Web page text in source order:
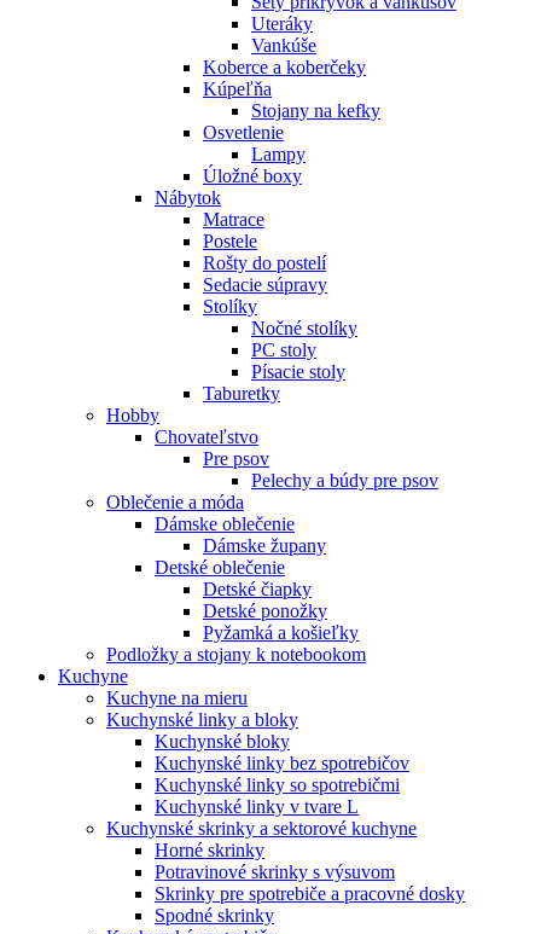
Uteráky
Vankúše
Koberce a koberčeky
Kúpeľňa
Stojany na kefky
Osvetlenie
Lampy
Úložné boxy
Nábytok
Matrace
Postele
Rošty do postelí
Sedacie súpravy
Stolíky
Nočné stolíky
PC stoly
Písacie stoly
Taburetky
Hobby
Chovateľstvo
Pre psov
Pelechy a búdy pre psov
Oblečenie a móda
Dámske oblečenie
Dámske župany
Detské oblečenie
Detské čiapky
Detské ponožky
Pyžamká a košieľky
Podložky a stojany k notebookom
Kuchyne
Kuchyne na mieru
Kuchynské linky a bloky
Kuchynské bloky
Kuchynské linky bez spotrebičov
Kuchynské linky so spotrebičmi
Kuchynské linky v tvare L
Kuchynské skrinky a sektorové kuchyne
Horné skrinky
Potravinové skrinky s výsuvom
Skrinky pre spotrebiče a pracovné dosky
Spodné skrinky